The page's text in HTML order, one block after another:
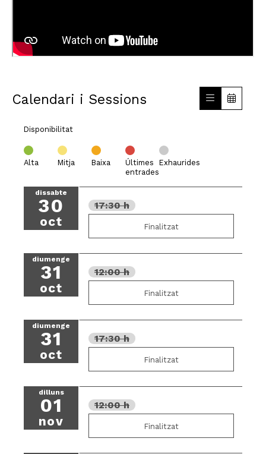
Calendari i Sessions
Disponibilitat
Alta Mitja Baixa
Últimes
entrades
Exhaurides
dissabte
30
oct
17:30 h
Finalitzat
diumenge
31
oct
12:00 h
Finalitzat
diumenge
31
oct
17:30 h
Finalitzat
dilluns
01
nov
12:00 h
Finalitzat